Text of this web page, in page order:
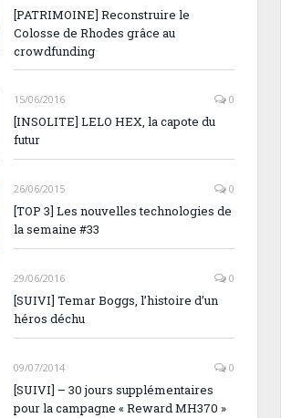
[PATRIMOINE] Reconstruire le
Colosse de Rhodes grâce au
crowdfunding
15/06/2016 0
[INSOLITE] LELO HEX, la capote du
futur
26/06/2015 0
[TOP 3] Les nouvelles technologies de
la semaine #33
29/06/2016 0
[SUIVI] Temar Boggs, l’histoire d’un
héros déchu
09/07/2014 0
[SUIVI] – 30 jours supplémentaires
pour la campagne « Reward MH370 »